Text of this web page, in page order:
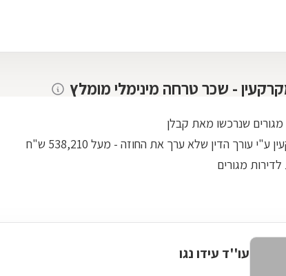
- שכר טרחה מינימלי מומלץ
מגורים שנרכשו מאת קבלן
ע"י עורך הדין שלא ערך את החוזה - מעל 538,210 ש"ח
מגורים
עו''ד עידו נגו